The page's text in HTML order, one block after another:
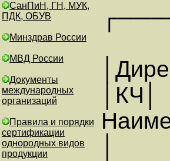
СанПиН, ГН, МУК,
ПДК, ОБУВ
Минздрав России
МВД России
Документы
международных
организаций
Правила и порядки
сертификации
однородных видов
продукции